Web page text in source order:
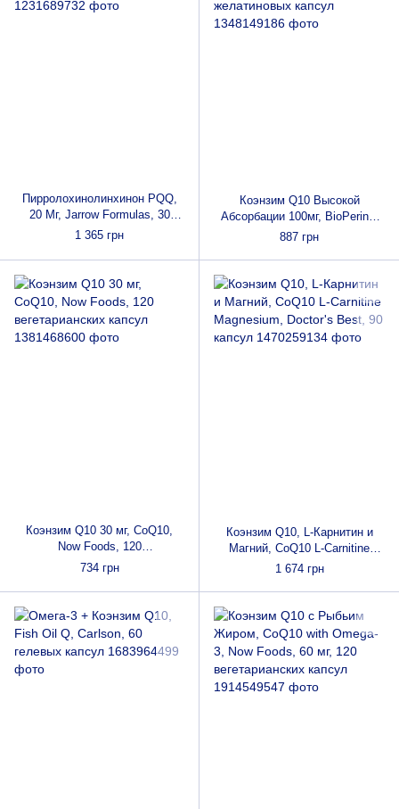
Пирролохинолинхинон PQQ,
20 Мг, Jarrow Formulas, 30
Капсул
1 365 грн
Коэнзим Q10 Высокой
Абсорбации 100мг, BioPerine,
Doctor's Best, 60 желатиновых
капсул
887 грн
Коэнзим Q10 30 мг, CoQ10,
Now Foods, 120
вегетарианских капсул
734 грн
Коэнзим Q10, L-Карнитин и
Магний, CoQ10 L-Carnitine
Magnesium, Doctor's Best, 90
капсул
1 674 грн